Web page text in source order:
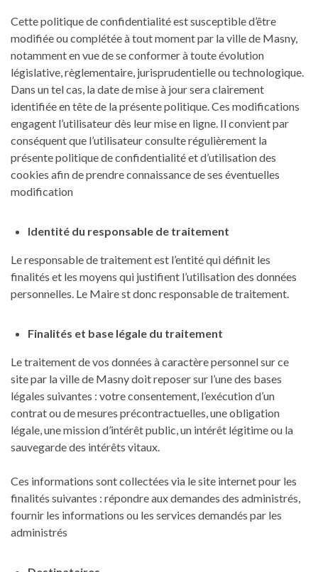
Cette politique de confidentialité est susceptible d’être
modifiée ou complétée à tout moment par la ville de Masny,
notamment en vue de se conformer à toute évolution
législative, règlementaire, jurisprudentielle ou technologique.
Dans un tel cas, la date de mise à jour sera clairement
identifiée en tête de la présente politique. Ces modifications
engagent l’utilisateur dès leur mise en ligne. Il convient par
conséquent que l’utilisateur consulte régulièrement la
présente politique de confidentialité et d’utilisation des
cookies afin de prendre connaissance de ses éventuelles
modification
Identité du responsable de traitement
Le responsable de traitement est l’entité qui définit les
finalités et les moyens qui justifient l’utilisation des données
personnelles. Le Maire st donc responsable de traitement.
Finalités et base légale du traitement
Le traitement de vos données à caractère personnel sur ce
site par la ville de Masny doit reposer sur l’une des bases
légales suivantes : votre consentement, l’exécution d’un
contrat ou de mesures précontractuelles, une obligation
légale, une mission d’intérêt public, un intérêt légitime ou la
sauvegarde des intérêts vitaux.
Ces informations sont collectées via le site internet pour les
finalités suivantes : répondre aux demandes des administrés,
fournir les informations ou les services demandés par les
administrés